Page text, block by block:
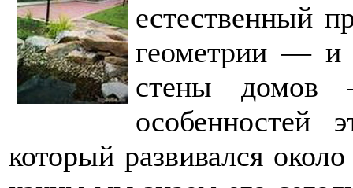
естественный
геометрии — и
стены
особенностей
который развивался